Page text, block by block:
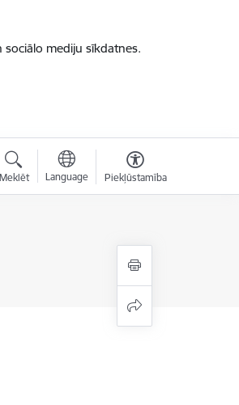
mediju sīkdatnes.
Meklēt Language Piekļūstamība